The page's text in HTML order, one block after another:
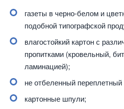
газеты в черно-белом и
подобной типографской
влагостойкий картон с
пропитками (кровельный,
ламинацией);
не отбеленный переплетный
картонные шпули;